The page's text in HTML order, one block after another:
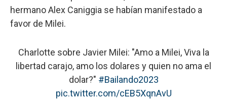
hermano Alex Caniggia se habían manifestado a
favor de Milei.
Charlotte sobre Javier Milei: "Amo a Milei, Viva la
libertad carajo, amo los dolares y quien no ama el
dolar?" #Bailando2023
pic.twitter.com/cEB5XqnAvU